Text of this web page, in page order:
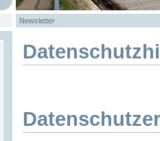
Newsletter